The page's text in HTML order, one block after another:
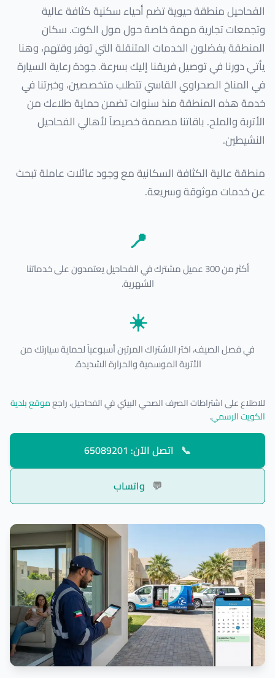
الفحاحيل منطقة حيوية تضم أحياء سكنية كثافة عالية
وتجمعات تجارية مهمة خاصة حول مول الكوت. سكان
المنطقة يفضلون الخدمات المتنقلة التي توفر وقتهم، وهنا
يأتي دورنا في توصيل فريقنا إليك بسرعة. جودة رعاية السيارة
في المناخ الصحراوي القاسي تتطلب متخصصين، وخبرتنا في
خدمة هذه المنطقة منذ سنوات تضمن حماية طلاءك من
الأتربة والملح. باقاتنا مصممة خصيصاً لأهالي الفحاحيل
النشيطين.
منطقة عالية الكثافة السكانية مع وجود عائلات عاملة تبحث
عن خدمات موثوقة وسريعة.
📍
أكثر من 300 عميل مشترك في الفحاحيل يعتمدون على خدماتنا
الشهرية.
☀️
في فصل الصيف، اختر الاشتراك المرتين أسبوعياً لحماية سيارتك من
الأتربة الموسمية والحرارة الشديدة.
للاطلاع على اشتراطات الصرف الصحي البيئي في الفحاحيل، راجعموقع بلدية
الكويت الرسمي.
📞 اتصل الآن: 65089201
💬 واتساب